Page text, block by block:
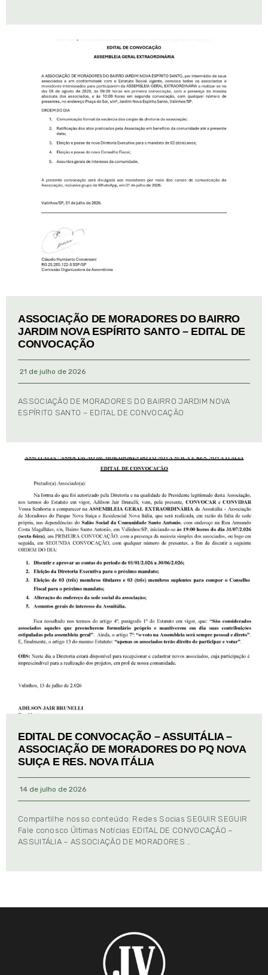
ASSOCIAÇÃO DE MORADORES DO BAIRRO
JARDIM NOVA ESPÍRITO SANTO – EDITAL DE
CONVOCAÇÃO
21 de julho de 2026
ASSOCIAÇÃO DE MORADORES DO BAIRRO JARDIM NOVA
ESPÍRITO SANTO – EDITAL DE CONVOCAÇÃO
EDITAL DE CONVOCAÇÃO – ASSUITÁLIA –
ASSOCIAÇÃO DE MORADORES DO PQ NOVA
SUIÇA E RES. NOVA ITÁLIA
14 de julho de 2026
Compartilhe nosso conteúdo: Redes Socias SEGUIR SEGUIR
Fale conosco Últimas Notícias EDITAL DE CONVOCAÇÃO –
ASSUITÁLIA – ASSOCIAÇÃO DE MORADORES …